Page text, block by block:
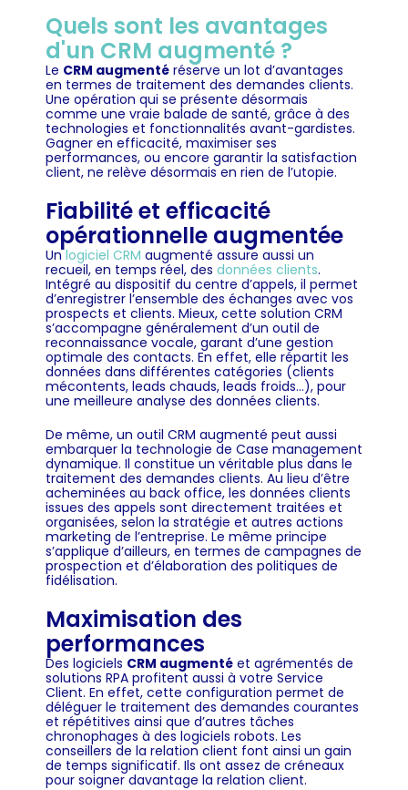
Quels sont les avantages
d'un CRM augmenté ?
Le CRM augmenté réserve un lot d’avantages
en termes de traitement des demandes clients.
Une opération qui se présente désormais
comme une vraie balade de santé, grâce à des
technologies et fonctionnalités avant-gardistes.
Gagner en efficacité, maximiser ses
performances, ou encore garantir la satisfaction
client, ne relève désormais en rien de l’utopie.
Fiabilité et efficacité
opérationnelle augmentée
Unlogiciel CRM augmenté assure aussi un
recueil, en temps réel, des données clients.
Intégré au dispositif du centre d’appels, il permet
d’enregistrer l’ensemble des échanges avec vos
prospects et clients. Mieux, cette solution CRM
s’accompagne généralement d’un outil de
reconnaissance vocale, garant d’une gestion
optimale des contacts. En effet, elle répartit les
données dans différentes catégories (clients
mécontents, leads chauds, leads froids…), pour
une meilleure analyse des données clients.
De même, un outil CRM augmenté peut aussi
embarquer la technologie de Case management
dynamique. Il constitue un véritable plus dans le
traitement des demandes clients. Au lieu d’être
acheminées au back office, les données clients
issues des appels sont directement traitées et
organisées, selon la stratégie et autres actions
marketing de l’entreprise. Le même principe
s’applique d’ailleurs, en termes de campagnes de
prospection et d’élaboration des politiques de
fidélisation.
Maximisation des
performances
Des logiciels CRM augmenté et agrémentés de
solutions RPA profitent aussi à votre Service
Client. En effet, cette configuration permet de
déléguer le traitement des demandes courantes
et répétitives ainsi que d’autres tâches
chronophages à des logiciels robots. Les
conseillers de la relation client font ainsi un gain
de temps significatif. Ils ont assez de créneaux
pour soigner davantage la relation client.